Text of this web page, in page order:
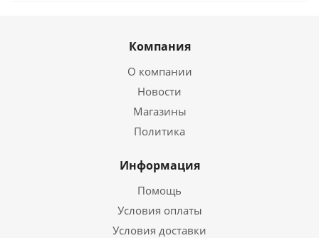
Компания
О компании
Новости
Магазины
Политика
Информация
Помощь
Условия оплаты
Условия доставки